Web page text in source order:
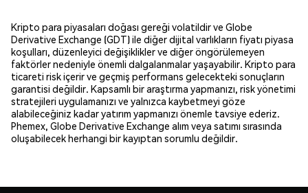
Kripto para piyasaları doğası gereği volatildir ve Globe
Derivative Exchange (GDT) ile diğer dijital varlıkların fiyatı piyasa
koşulları, düzenleyici değişiklikler ve diğer öngörülemeyen
faktörler nedeniyle önemli dalgalanmalar yaşayabilir. Kripto para
ticareti risk içerir ve geçmiş performans gelecekteki sonuçların
garantisi değildir. Kapsamlı bir araştırma yapmanızı, risk yönetimi
stratejileri uygulamanızı ve yalnızca kaybetmeyi göze
alabileceğiniz kadar yatırım yapmanızı önemle tavsiye ederiz.
Phemex, Globe Derivative Exchange alım veya satımı sırasında
oluşabilecek herhangi bir kayıptan sorumlu değildir.